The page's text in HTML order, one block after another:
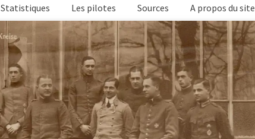
Statistiques Les pilotes Sources A propos du site